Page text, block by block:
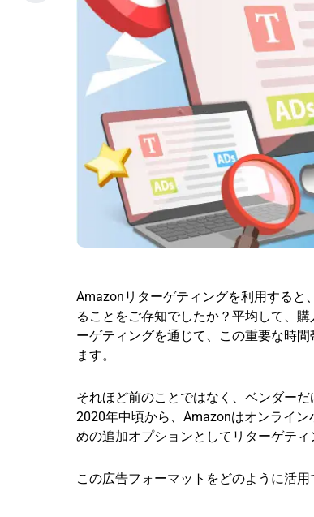
Amazonリターゲティングを利用すると
ることをご存知でしたか？平均して、
ーゲティングを通じて、この重要な時
ます。
それほど前のことではなく、ベンダー
2020年中頃から、Amazonはオンライ
めの追加オプションとしてリターゲティ
この広告フォーマットをどのように活